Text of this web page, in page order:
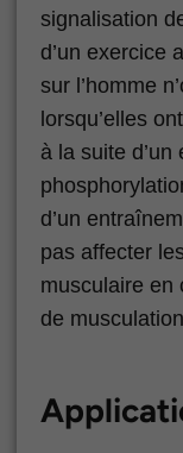
signalisation
d’un exercice
sur l’homme
lorsqu’elles
à la suite
d’un
pas affecter
musculaire en
de